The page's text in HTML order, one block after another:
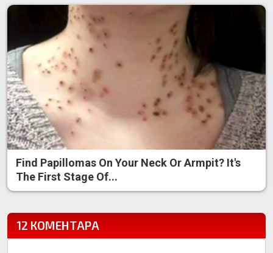
Find Papillomas On Your Neck Or Armpit? It's
The First Stage Of...
12 КОМЕНТАРА